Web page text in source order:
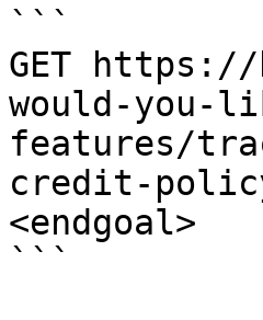
```
GET
would-you-
features/
credit-
<endgoal>
```